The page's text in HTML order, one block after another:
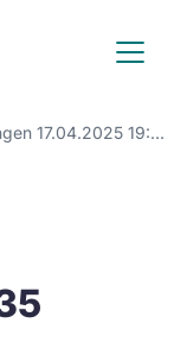
Anmeldung zu Veranstaltungen 17.04.2025 19:46:35